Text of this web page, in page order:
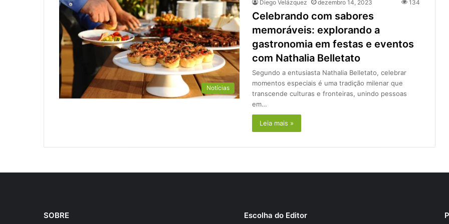
Notícias
Diego Velázquez dezembro 14, 2023 134
Celebrando com sabores
memoráveis: explorando a
gastronomia em festas e eventos
com Nathalia Belletato
Segundo a entusiasta Nathalia Belletato, celebrar
momentos especiais é uma tradição milenar que
transcende culturas e fronteiras, unindo pessoas
em…
Leia mais »
SOBRE Escolha do Editor